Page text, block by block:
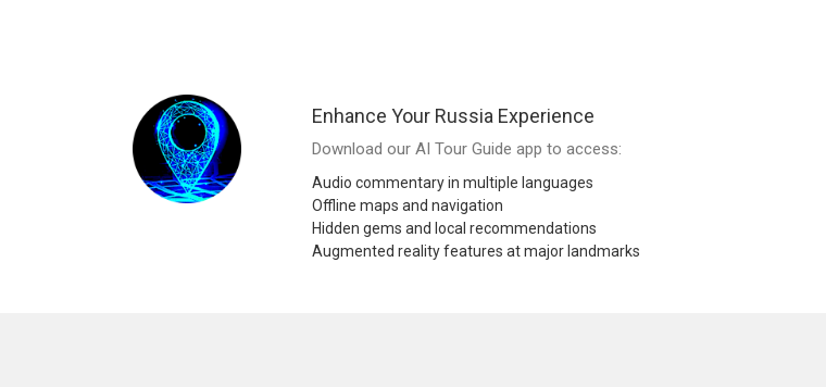
Enhance Your Russia Experience
Download our AI Tour Guide app to access:
Audio commentary in multiple languages
Offline maps and navigation
Hidden gems and local recommendations
Augmented reality features at major landmarks